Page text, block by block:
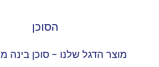
הסוכן
מוצר הדגל שלנו - סוכן בינה